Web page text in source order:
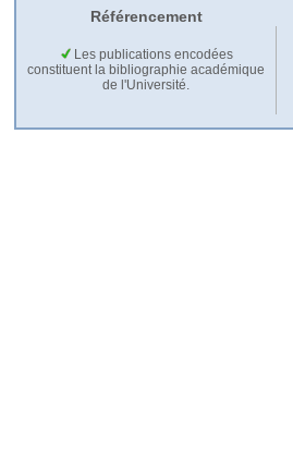
Référencement
Les publications encodées
constituent la bibliographie académique
de l'Université.